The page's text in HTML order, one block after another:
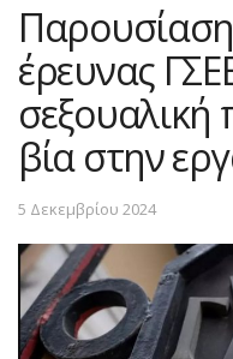
έρευνας
σεξουαλική
βία στην
5 Δεκεμβρίου 2024